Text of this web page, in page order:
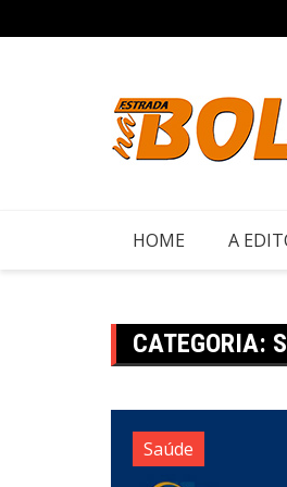
para
HOME A
CATEGORIA:
Saúde